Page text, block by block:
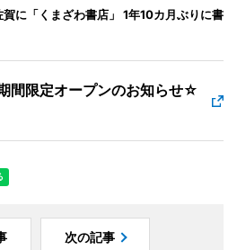
賀に「くまざわ書店」 1年10カ月ぶりに書
間限定オープンのお知らせ☆
次の記事